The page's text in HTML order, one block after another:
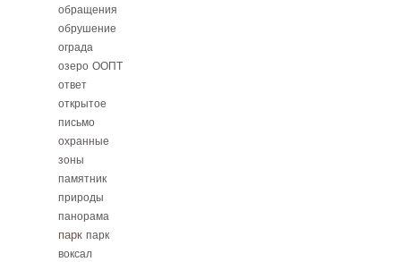
обращения
обрушение
ограда
озеро ООПТ
ответ
открытое
письмо
охранные
зоны
памятник
природы
панорама
парк парк
воксал